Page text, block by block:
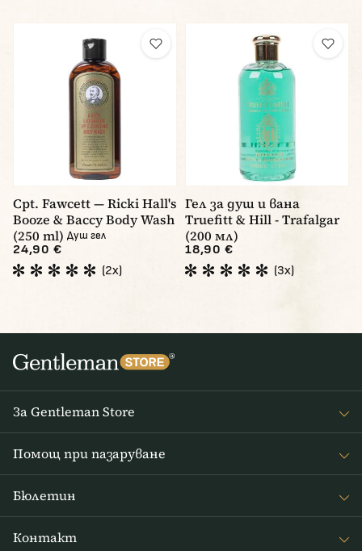
Cpt. Fawcett — Ricki Hall's
Booze & Baccy Body Wash
(250 ml) Душ гел
24,90 €
(2x)
Гел за душ и вана
Truefitt & Hill - Trafalgar
(200 мл)
18,90 €
(3x)
За Gentleman Store
Помощ при пазаруване
Доставка и плащане
Бюлетин
и новини за нови продукти и специални оферти
Контакт